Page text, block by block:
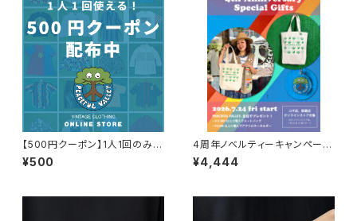
【500円クーポン】1人1回のみご
利用可能！
¥500
4周年ノベルティーキャンペーン
開催中！
¥4,444